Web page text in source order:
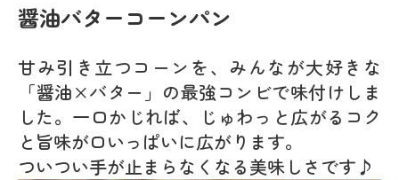
醤油バターコーンパン
甘み引き立つコーンを、みんなが大好きな
「醤油×バター」の最強コンビで味付けしま
した。一口かじれば、じゅわっと広がるコク
と旨味が口いっぱいに広がります。
ついつい手が止まらなくなる美味しさです♪